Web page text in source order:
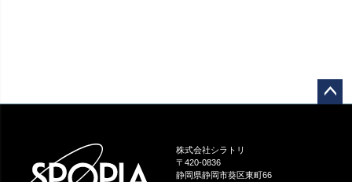
株式会社シラトリ
〒420-0836
静岡県静岡市葵区東町66